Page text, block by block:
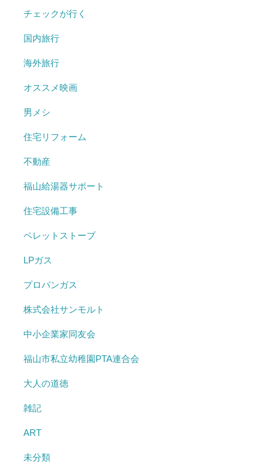
チェックが行く
国内旅行
海外旅行
オススメ映画
男メシ
住宅リフォーム
不動産
福山給湯器サポート
住宅設備工事
ペレットストーブ
LPガス
プロパンガス
株式会社サンモルト
中小企業家同友会
福山市私立幼稚園PTA連合会
大人の道徳
雑記
ART
未分類